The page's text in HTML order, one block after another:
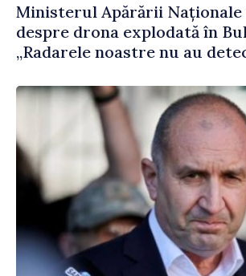
Ministerul Apărării Naționale
despre drona explodată în
„Radarele noastre nu au